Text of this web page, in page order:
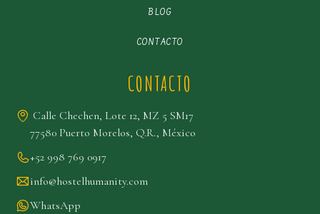
BLOG
CONTACTO
CONTACTO
Calle Chechen, Lote 12, MZ 5 SM17
77580 Puerto Morelos, Q.R., México
+52 998 769 0917
info@hostelhumanity.com
WhatsApp